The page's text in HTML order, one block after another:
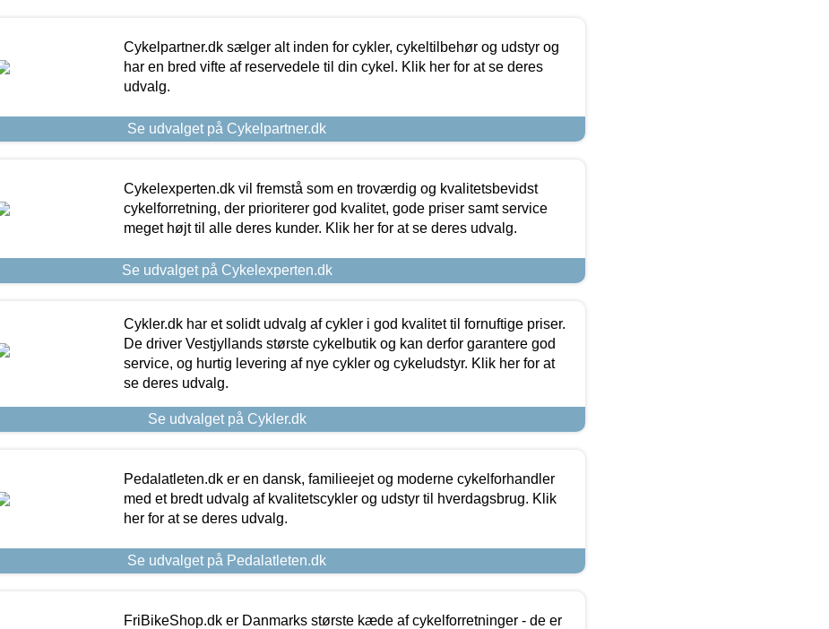
Cykelpartner.dk sælger alt inden for cykler, cykeltilbehør og udstyr og
har en bred vifte af reservedele til din cykel. Klik her for at se deres
udvalg.
Se udvalget på Cykelpartner.dk
Cykelexperten.dk vil fremstå som en troværdig og kvalitetsbevidst
cykelforretning, der prioriterer god kvalitet, gode priser samt service
meget højt til alle deres kunder. Klik her for at se deres udvalg.
Se udvalget på Cykelexperten.dk
Cykler.dk har et solidt udvalg af cykler i god kvalitet til fornuftige priser.
De driver Vestjyllands største cykelbutik og kan derfor garantere god
service, og hurtig levering af nye cykler og cykeludstyr. Klik her for at
se deres udvalg.
Se udvalget på Cykler.dk
Pedalatleten.dk er en dansk, familieejet og moderne cykelforhandler
med et bredt udvalg af kvalitetscykler og udstyr til hverdagsbrug. Klik
her for at se deres udvalg.
Se udvalget på Pedalatleten.dk
FriBikeShop.dk er Danmarks største kæde af cykelforretninger - de er